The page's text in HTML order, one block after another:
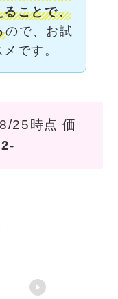
ることで、
ので、お試
です。
25時点 価